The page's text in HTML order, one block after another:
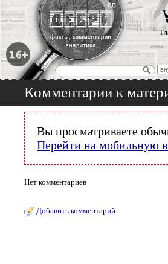
Комментарии к
Вы просматриваете
Перейти на мобильную
Нет комментариев
Добавить комментарий